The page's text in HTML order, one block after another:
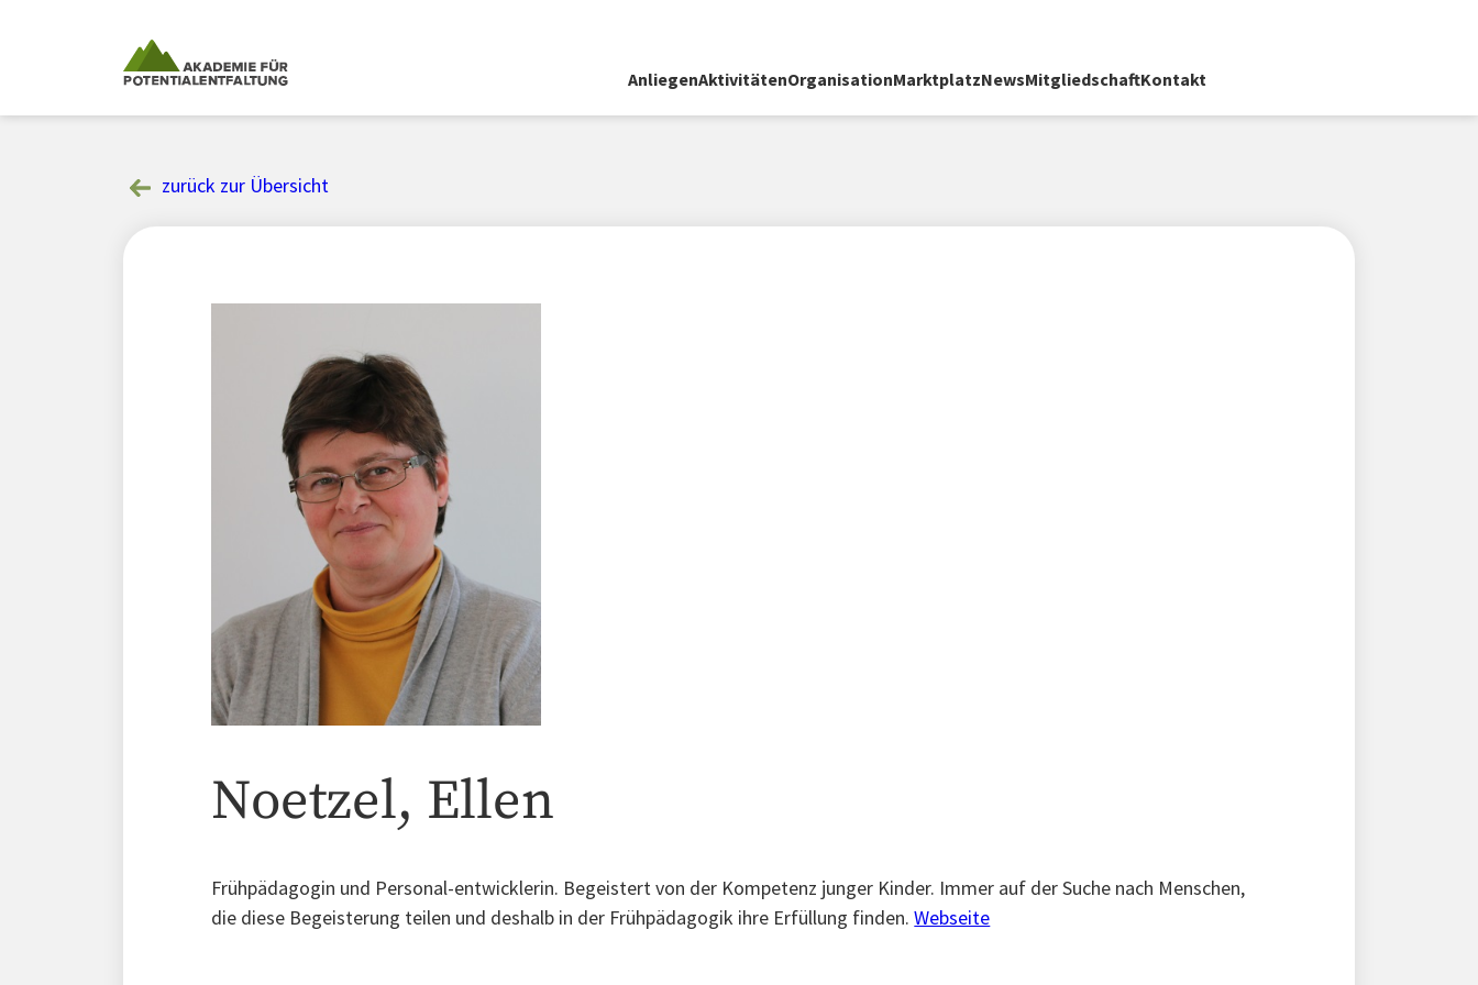
AnliegenAktivitätenOrganisationMarktplatzNewsMitgliedschaftKontakt
zurück zur Übersicht
Noetzel, Ellen
Frühpädagogin und Personal-entwicklerin. Begeistert von der Kompetenz junger Kinder. Immer auf der Suche nach Menschen,
die diese Begeisterung teilen und deshalb in der Frühpädagogik ihre Erfüllung finden.Webseite